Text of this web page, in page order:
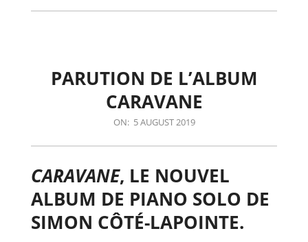
PARUTION DE L’ALBUM
CARAVANE
ON: 5 AUGUST 2019
CARAVANE, LE NOUVEL
ALBUM DE PIANO SOLO DE
SIMON CÔTÉ-LAPOINTE.